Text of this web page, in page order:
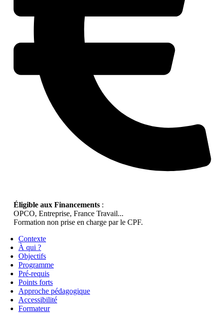
Éligible aux Financements :
OPCO, Entreprise, France Travail...
Formation non prise en charge par le CPF.
Contexte
À qui ?
Objectifs
Programme
Pré-requis
Points forts
Approche pédagogique
Accessibilité
Formateur